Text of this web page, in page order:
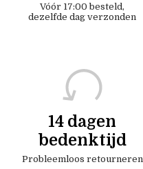
Vóór 17:00 besteld,
dezelfde dag verzonden
14 dagen
bedenktijd
Probleemloos retourneren